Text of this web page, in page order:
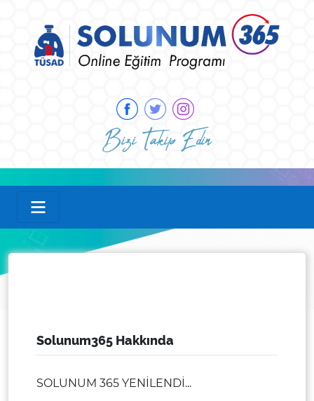
Bizi Takip Edin
Solunum365 Hakkında
SOLUNUM 365 YENİLENDİ...